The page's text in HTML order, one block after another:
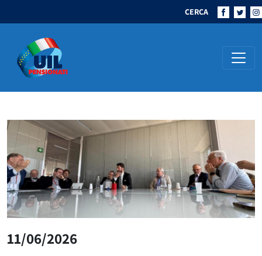
CERCA
Navigazione principale
11/06/2026